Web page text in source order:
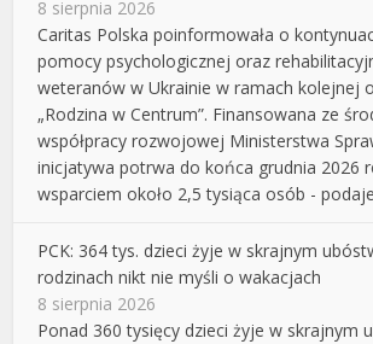
8 sierpnia 2026
Caritas Polska poinformowała o
pomocy psychologicznej oraz
weteranów w Ukrainie w ramach kolejnej
„Rodzina w Centrum”. Finansowana ze
współpracy rozwojowej Ministerstwa
inicjatywa potrwa do końca grudnia 2026
wsparciem około 2,5 tysiąca osób -
PCK: 364 tys. dzieci żyje w skrajnym
rodzinach nikt nie myśli o wakacjach
8 sierpnia 2026
Ponad 360 tysięcy dzieci żyje w skrajnym